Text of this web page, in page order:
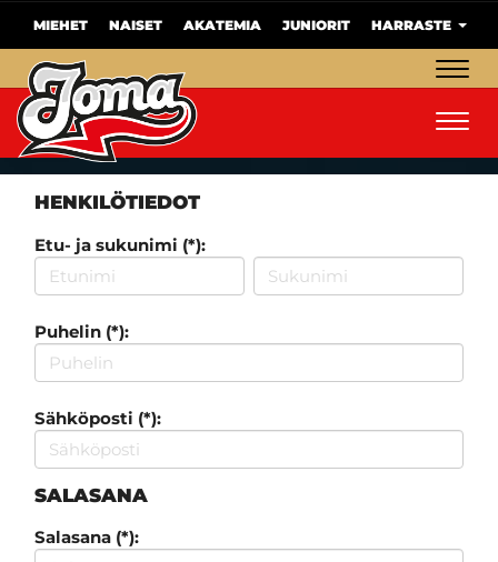
MIEHET NAISET AKATEMIA JUNIORIT HARRASTE
HENKILÖTIEDOT
Etu- ja sukunimi (*):
Puhelin (*):
Sähköposti (*):
SALASANA
Salasana (*):